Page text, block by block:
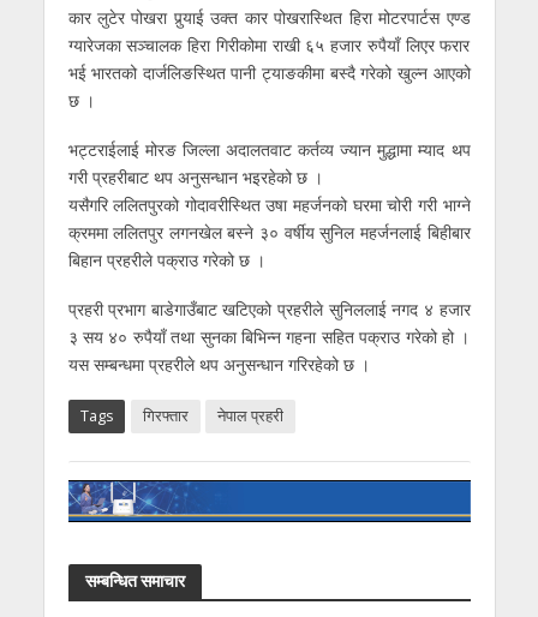
कार लुटेर पोखरा पुर्‍याई उक्त कार पोखरास्थित हिरा मोटरपार्टस एण्ड
ग्यारेजका सञ्चालक हिरा गिरीकोमा राखी ६५ हजार रुपैयाँ लिएर फरार
भई भारतको दार्जलिङस्थित पानी ट्याङकीमा बस्दै गरेको खुल्न आएको
छ ।
भट्टराईलाई मोरङ जिल्ला अदालतवाट कर्तव्य ज्यान मुद्धामा म्याद थप
गरी प्रहरीबाट थप अनुसन्धान भइरहेको छ ।
यसैगरि ललितपुरको गोदावरीस्थित उषा महर्जनको घरमा चोरी गरी भाग्ने
क्रममा ललितपुर लगनखेल बस्ने ३० वर्षीय सुनिल महर्जनलाई बिहीबार
बिहान प्रहरीले पक्राउ गरेको छ ।
प्रहरी प्रभाग बाडेगाउँबाट खटिएको प्रहरीले सुनिललाई नगद ४ हजार
३ सय ४० रुपैयाँ तथा सुनका बिभिन्न गहना सहित पक्राउ गरेको हो ।
यस सम्बन्धमा प्रहरीले थप अनुसन्धान गरिरहेको छ ।
Tags गिरफ्तार नेपाल प्रहरी
सम्बन्धित समाचार